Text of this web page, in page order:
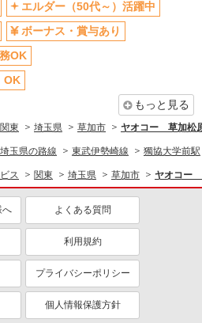
扶養内勤務OK
社会保険あり
エルダー（50代～）活躍中
ボーナス・賞与あり
OK
OK
もっと見る
関東 埼玉県 草加市 ヤオコー 草加松
埼玉県の路線 東武伊勢崎線 獨協大学前駅
ス 関東 埼玉県 草加市 ヤオコー
へ よくある質問
利用規約
プライバシーポリシー
個人情報保護方針